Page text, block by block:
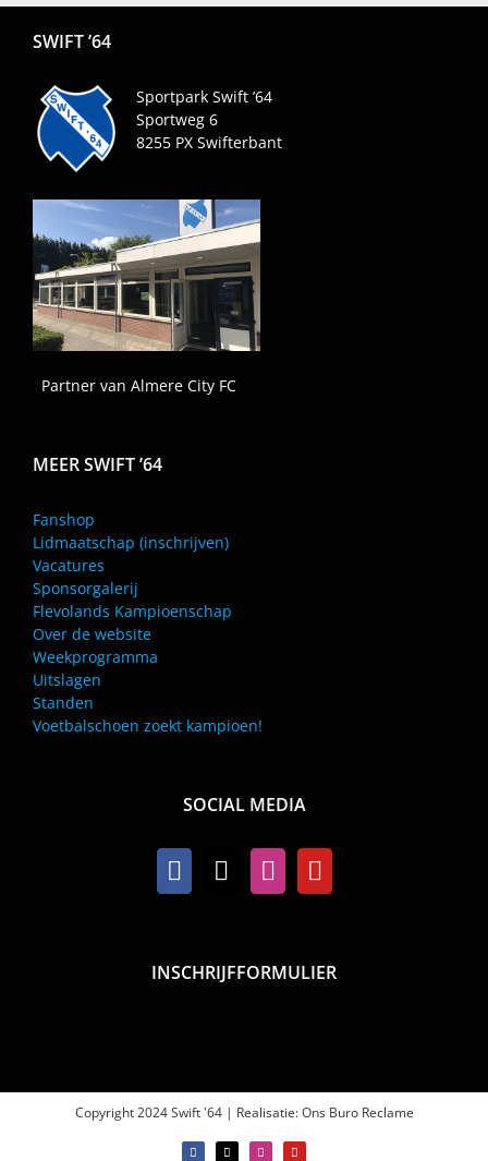
SWIFT ’64
Sportpark Swift ’64
Sportweg 6
8255 PX Swifterbant
Partner van Almere City FC
MEER SWIFT ’64
Fanshop
Lidmaatschap (inschrijven)
Vacatures
Sponsorgalerij
Flevolands Kampioenschap
Over de website
Weekprogramma
Uitslagen
Standen
Voetbalschoen zoekt kampioen!
SOCIAL MEDIA
INSCHRIJFFORMULIER
Copyright 2024 Swift '64 | Realisatie:Ons Buro Reclame
Facebook
X InstagramYouTube